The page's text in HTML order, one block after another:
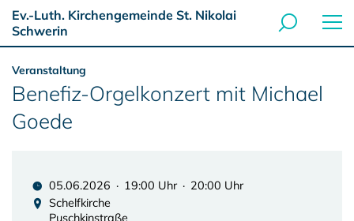
Ev.-Luth. Kirchengemeinde St. Nikolai
Schwerin
Veranstaltung
Benefiz-Orgelkonzert mit Michael
Goede
05.06.2026 · 19:00 Uhr · 20:00 Uhr
Schelfkirche
Puschkinstraße